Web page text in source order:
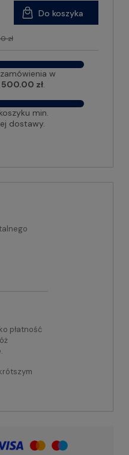
zł
Do koszyka
w
500.00 zł.
min.
dostawy.
płatność